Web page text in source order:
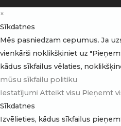
×
Sīkdatnes
Mēs pasniedzam cepumus. Ja
vienkārši noklikšķiniet uz
kādus sīkfailus vēlaties,
mūsu sīkfailu politiku
Iestatījumi Atteikt visu Pieņemt
Sīkdatnes
Izvēlieties, kādus sīkfailus